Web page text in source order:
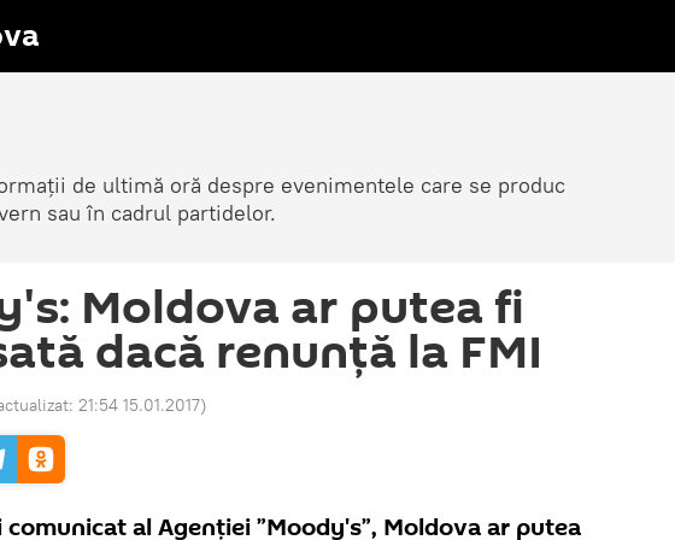
de ultimă oră despre evenimentele care se produc
sau în cadrul partidelor.
Moldova ar putea fi
dacă renunță la FMI
21:54 15.01.2017)
al Agenției ”Moody's”, Moldova ar putea